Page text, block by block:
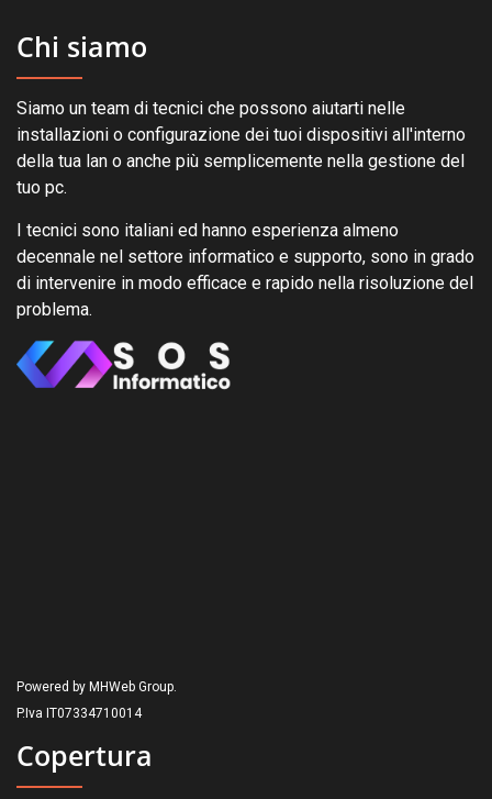
Chi siamo
Siamo un team di tecnici che possono aiutarti nelle
installazioni o configurazione dei tuoi dispositivi all'interno
della tua lan o anche più semplicemente nella gestione del
tuo pc.
I tecnici sono italiani ed hanno esperienza almeno
decennale nel settore informatico e supporto, sono in grado
di intervenire in modo efficace e rapido nella risoluzione del
problema.
Powered by MHWeb Group.
P.Iva IT07334710014
Copertura